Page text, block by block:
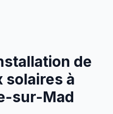
de
solaires à
sur-Mad